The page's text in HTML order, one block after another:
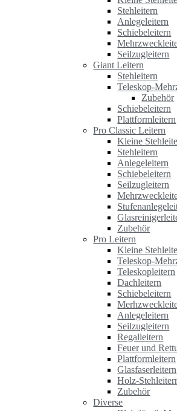
Stehleitern
Anlegeleitern
Schiebeleitern
Seilzugleitern
Giant Leitern
Stehleitern
Teleskop-
Zubehör
Schiebeleitern
Plattformleitern
Pro Classic Leitern
Kleine
Stehleitern
Anlegeleitern
Schiebeleitern
Seilzugleitern
Zubehör
Pro Leitern
Kleine
Teleskop-
Teleskopleitern
Dachleitern
Schiebeleitern
Anlegeleitern
Seilzugleitern
Regalleitern
Feuer und
Plattformleitern
Glasfaserleitern
Holz-
Zubehör
Diverse